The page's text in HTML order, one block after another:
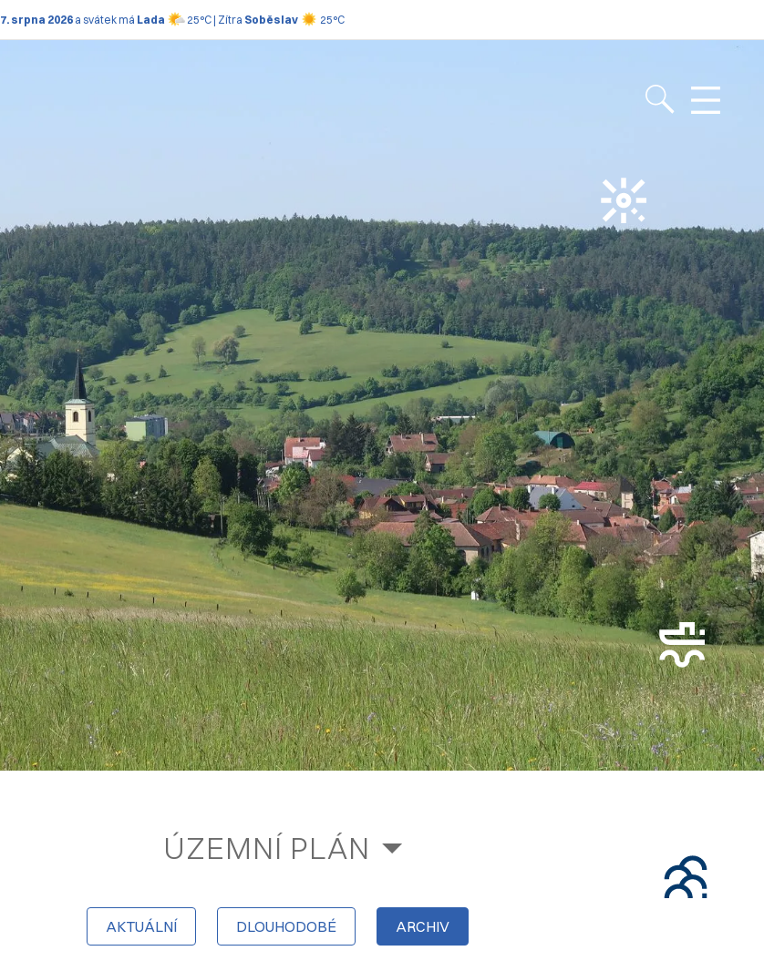
7. srpna 2026a svátek má Lada 25°C | Zítra Soběslav 25°C
ÚZEMNÍ PLÁN
AKTUÁLNÍ DLOUHODOBÉ ARCHIV